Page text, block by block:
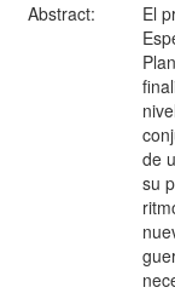
Abstract:
El
de
su